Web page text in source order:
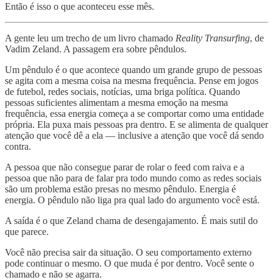
Então é isso o que aconteceu esse mês.
A gente leu um trecho de um livro chamado Reality Transurfing, de
Vadim Zeland. A passagem era sobre pêndulos.
Um pêndulo é o que acontece quando um grande grupo de pessoas
se agita com a mesma coisa na mesma frequência. Pense em jogos
de futebol, redes sociais, notícias, uma briga política. Quando
pessoas suficientes alimentam a mesma emoção na mesma
frequência, essa energia começa a se comportar como uma entidade
própria. Ela puxa mais pessoas pra dentro. E se alimenta de qualquer
atenção que você dê a ela — inclusive a atenção que você dá sendo
contra.
A pessoa que não consegue parar de rolar o feed com raiva e a
pessoa que não para de falar pra todo mundo como as redes sociais
são um problema estão presas no mesmo pêndulo. Energia é
energia. O pêndulo não liga pra qual lado do argumento você está.
A saída é o que Zeland chama de desengajamento. É mais sutil do
que parece.
Você não precisa sair da situação. O seu comportamento externo
pode continuar o mesmo. O que muda é por dentro. Você sente o
chamado e não se agarra.